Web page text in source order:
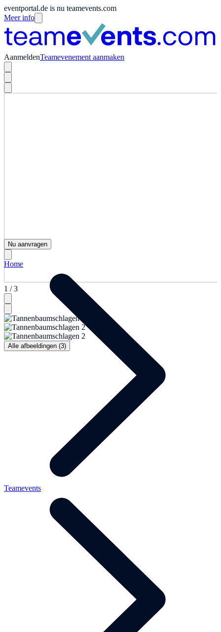
eventportal.de is nu teamevents.com
Meer info
AanmeldenTeamevenement aanmaken
1 / 3
Alle afbeeldingen (3)
Nu aanvragen
Home
Teamevents